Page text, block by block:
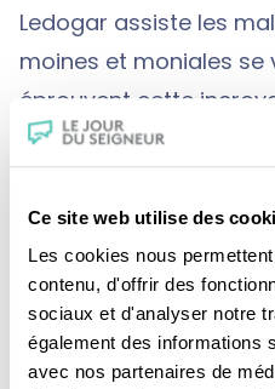
Ce site web utilise des
Les cookies nous
contenu, d'offrir des
sociaux et d'analyser notre
également des informations
avec nos partenaires de
Ledogar assiste les
moines et moniales se
éprouvent cette
Dieu et eux. C’est dire
christianisme qui vit
chrétiens rassemblés
mémoire de Jésus. Un
l’attente spirituelle de
peut être encore plus